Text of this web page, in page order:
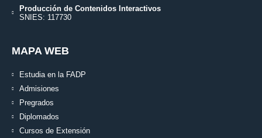
Producción de Contenidos Interactivos
SNIES: 117730
MAPA WEB
Estudia en la FADP
Admisiones
Pregrados
Diplomados
Cursos de Extensión